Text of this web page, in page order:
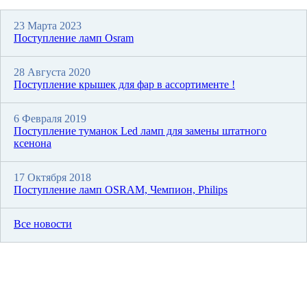
23 Марта 2023
Поступление ламп Osram
28 Августа 2020
Поступление крышек для фар в ассортименте !
6 Февраля 2019
Поступление туманок Led ламп для замены штатного
ксенона
17 Октября 2018
Поступление ламп OSRAM, Чемпион, Philips
Все новости